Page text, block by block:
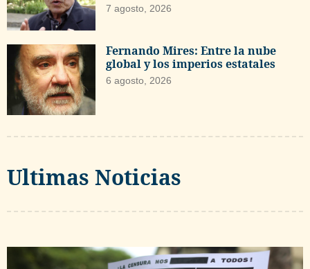
7 agosto, 2026
Fernando Mires: Entre la nube
global y los imperios estatales
6 agosto, 2026
Ultimas Noticias